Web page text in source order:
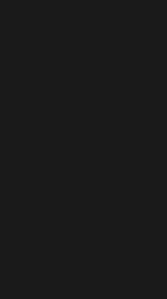
ventana)